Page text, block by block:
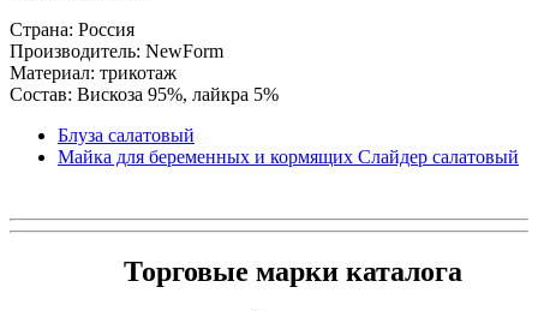
Страна: Россия
Производитель: NewForm
Материал: трикотаж
Состав: Вискоза 95%, лайкра 5%
Блуза салатовый
Майка для беременных и кормящих Слайдер салатовый
Торговые марки каталога